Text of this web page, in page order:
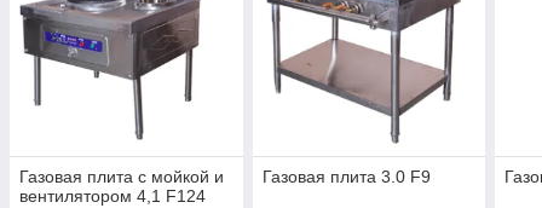
Газовая плита с мойкой и
вентилятором 4,1 F124
Газовая плита 3.0 F9